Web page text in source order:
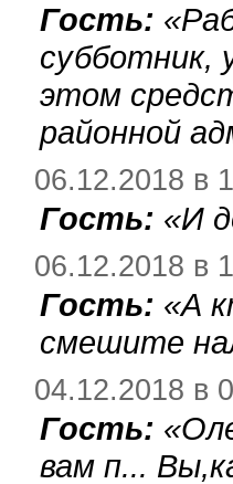
Гость: «
субботник,
этом
районной
06.12.2018 в
Гость: «И
06.12.2018 в
Гость: «А
смешите
04.12.2018 в
Гость: «
вам п...